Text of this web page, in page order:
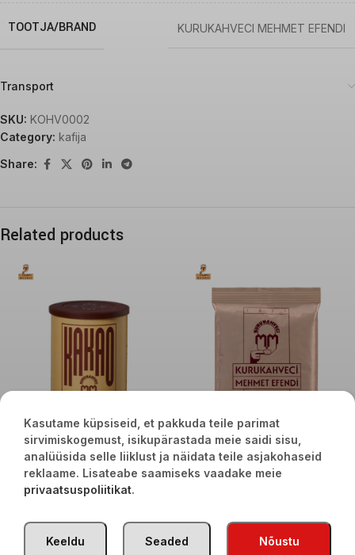
TOOTJA/BRAND KURUKAHVECI MEHMET EFENDI
Transport
SKU: KOHV0002
Category: kafija
Share:
Related products
Kakao MEHMET EFENDI 250g
10,90
Turku malta kafija Mehmet Efendi
100g
Kasutame küpsiseid, et pakkuda teile parimat
sirvimiskogemust, isikupärastada meie saidi sisu,
analüüsida selle liiklust ja näidata teile asjakohaseid
reklaame. Lisateabe saamiseks vaadake meie
privaatsuspoliitikat.
Nõustu
Seaded
Keeldu